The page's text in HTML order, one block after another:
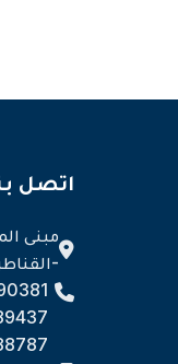
اتصل
مبنى
-القناطر